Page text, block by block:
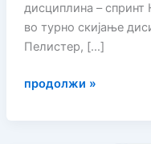
дисциплина –
во турно скијање
Пелистер, […]
ТУРНО
продолжи »